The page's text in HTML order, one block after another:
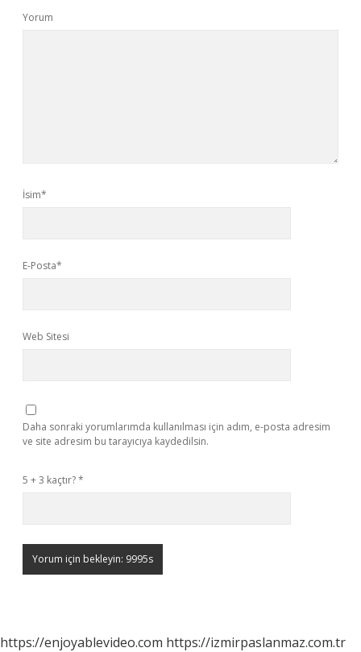
Yorum
İsim*
E-Posta*
Web Sitesi
Daha sonraki yorumlarımda kullanılması için adım, e-posta adresim
ve site adresim bu tarayıcıya kaydedilsin.
5 + 3 kaçtır?*
https://enjoyablevideo.com https://izmirpaslanmaz.com.tr